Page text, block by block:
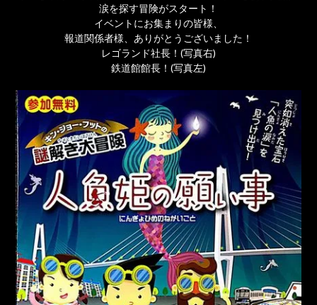
涙を探す冒険がスタート！
イベントにお集まりの皆様、
報道関係者様、ありがとうございました！
レゴランド社長！(写真右)
鉄道館館長！(写真左)